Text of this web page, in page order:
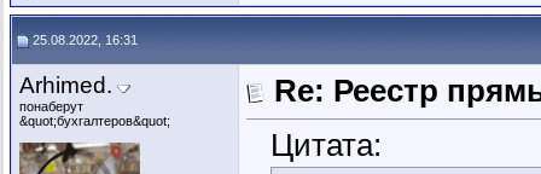
25.08.2022, 16:31
Arhimed.
понаберут
&quot;бухгалтеров&quot;
Re: Реестр
Цитата: